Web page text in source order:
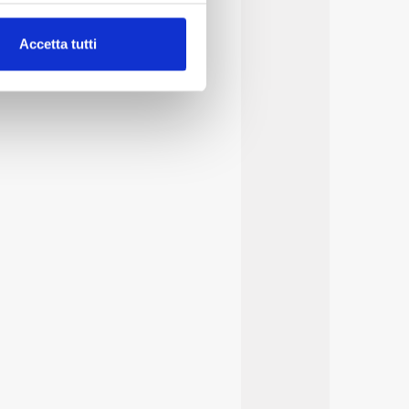
(impronte
di base quali la
informazioni sul
che l’Utente ha fornito
Accetta tutti